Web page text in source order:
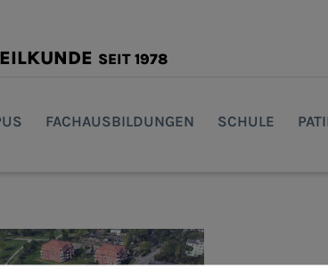
SEIT 1978
FACHAUSBILDUNGEN SCHULE